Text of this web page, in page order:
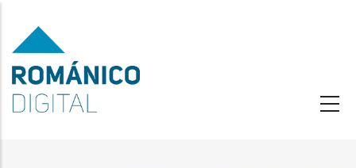
contenido
principal